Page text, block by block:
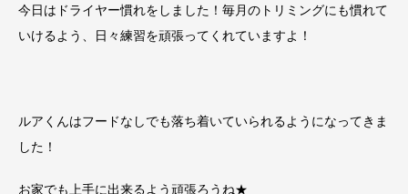
今日はドライヤー慣れをしました！毎月のトリミングにも慣れて
いけるよう、日々練習を頑張ってくれていますよ！
ルアくんはフードなしでも落ち着いていられるようになってきま
した！
お家でも上手に出来るよう頑張ろうね★